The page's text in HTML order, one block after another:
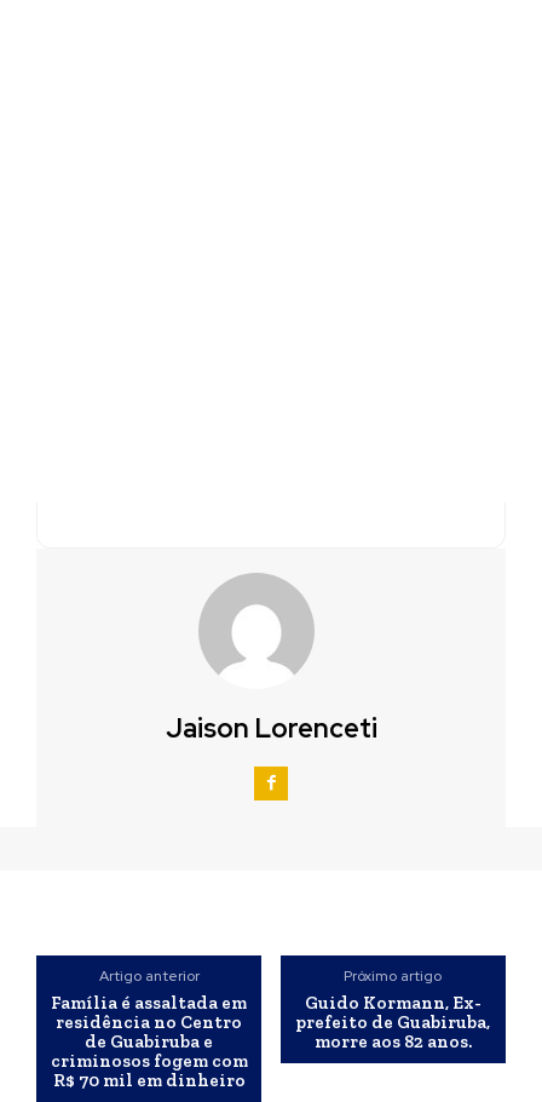
Jaison Lorenceti
Artigo anterior
Família é assaltada em
residência no Centro
de Guabiruba e
criminosos fogem com
R$ 70 mil em dinheiro
Próximo artigo
Guido Kormann, Ex-
prefeito de Guabiruba,
morre aos 82 anos.